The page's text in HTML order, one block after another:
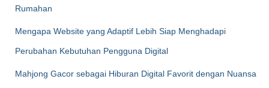
Rumahan
Mengapa Website yang Adaptif Lebih Siap Menghadapi
Perubahan Kebutuhan Pengguna Digital
Mahjong Gacor sebagai Hiburan Digital Favorit dengan Nuansa